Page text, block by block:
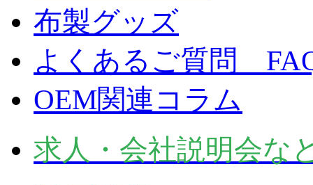
布製グッズ
よくあるご質問
OEM関連コラム
求人・会社説明会な